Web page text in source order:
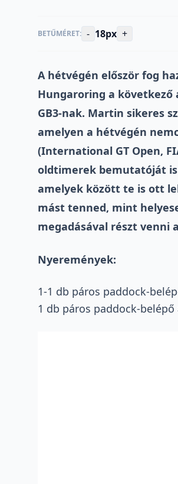
BETŰMÉRET: - 18px +
A hétvégén először fog
Hungaroring a következő
GB3-nak. Martin sikeres
amelyen a hétvégén
(International GT Open,
oldtimerek bemutatóját is
amelyek között te is ott
mást tenned, mint
megadásával részt venni
Nyeremények:
1-1 db páros paddock-
1 db páros paddock-